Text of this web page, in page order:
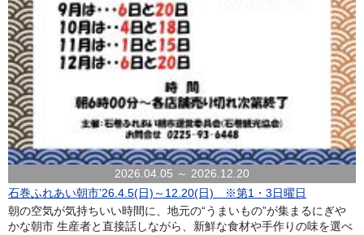
2026.04.05 ～ 2026.12.20
石巻ふれあい朝市’26.4.5(日)～12.20(日) ※第1・3日曜日
朝の空気が気持ちいい時間に、地元の“うまいもの”が集まるにぎや
かな朝市 生産者と直接話しながら、新鮮な食材や手作りの味を選べ